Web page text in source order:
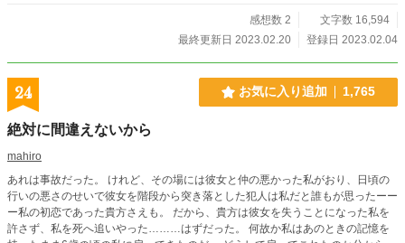
感想数 2
文字数 16,594
最終更新日 2023.02.20
登録日 2023.02.04
24 お気に入り追加 1,765
絶対に間違えないから
mahiro
あれは事故だった。 けれど、その場には彼女と仲の悪かった私がおり、日頃の
行いの悪さのせいで彼女を階段から突き落とした犯人は私だと誰もが思ったーー
ー私の初恋であった貴方さえも。 だから、貴方は彼女を失うことになった私を
許さず、私を死へ追いやった………はずだった。 何故か私はあのときの記憶を